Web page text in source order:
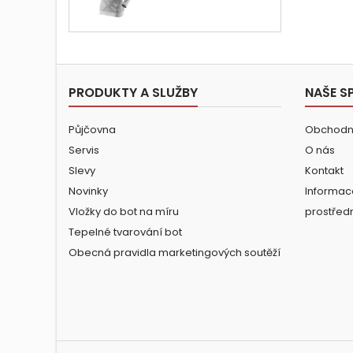
PRODUKTY A SLUŽBY
Půjčovna
Servis
Slevy
Novinky
Vložky do bot na míru
Tepelné tvarování bot
Obecná pravidla marketingových soutěží
NAŠE
O nás
Kontakt